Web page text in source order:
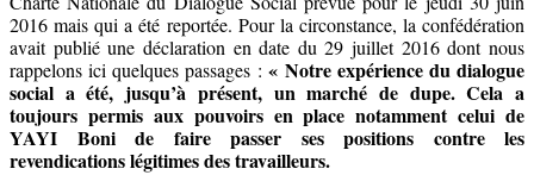
2016 mais qui a été reportée. Pour la circonstance, la confédération
avait publié une déclaration en date du 29 juillet 2016 dont nous
rappelons ici quelques passages : « Notre expérience du dialogue
social a été, jusqu’à présent, un marché de dupe. Cela a
toujours permis aux pouvoirs en place notamment celui de
YAYI Boni de faire passer ses positions contre les
revendications légitimes des travailleurs.